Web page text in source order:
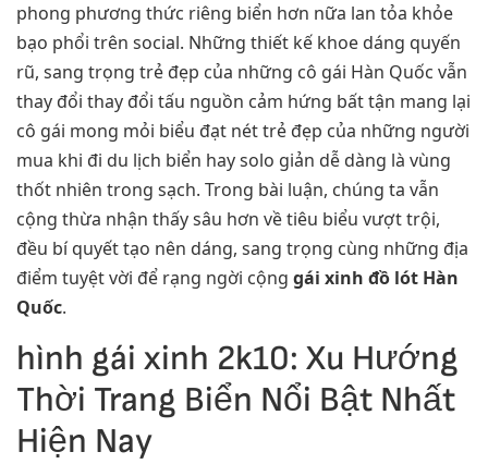
phong phương thức riêng biển hơn nữa lan tỏa khỏe
bạo phổi trên social. Những thiết kế khoe dáng quyến
rũ, sang trọng trẻ đẹp của những cô gái Hàn Quốc vẫn
thay đổi thay đổi tấu nguồn cảm hứng bất tận mang lại
cô gái mong mỏi biểu đạt nét trẻ đẹp của những người
mua khi đi du lịch biển hay solo giản dễ dàng là vùng
thốt nhiên trong sạch. Trong bài luận, chúng ta vẫn
cộng thừa nhận thấy sâu hơn về tiêu biểu vượt trội,
đều bí quyết tạo nên dáng, sang trọng cùng những địa
điểm tuyệt vời để rạng ngời cộng gái xinh đồ lót Hàn
Quốc.
hình gái xinh 2k10: Xu Hướng
Thời Trang Biển Nổi Bật Nhất
Hiện Nay